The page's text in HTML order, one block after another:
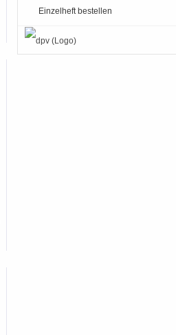
Einzelheft bestellen